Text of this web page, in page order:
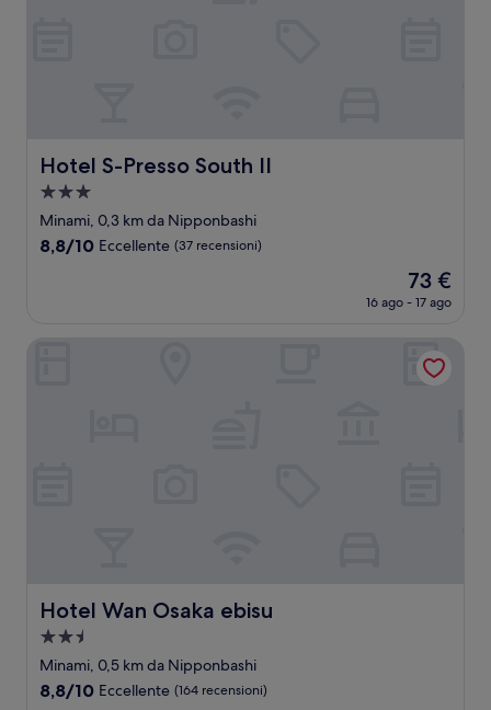
Hotel S-Presso South II
Hotel S-Presso South II
Struttura
a
3.0
Minami, 0,3 km da Nipponbashi
8.8
recensioni)
8,8/10 Eccellente (37 recensioni)
Il
prezzo
attuale
73 €
73 €
16 ago - 17 ago
Hotel Wan Osaka ebisu
Hotel Wan Osaka ebisu
Struttura
a
2.5
Minami, 0,5 km da Nipponbashi
8.8
8,8/10 Eccellente (164 recensioni)